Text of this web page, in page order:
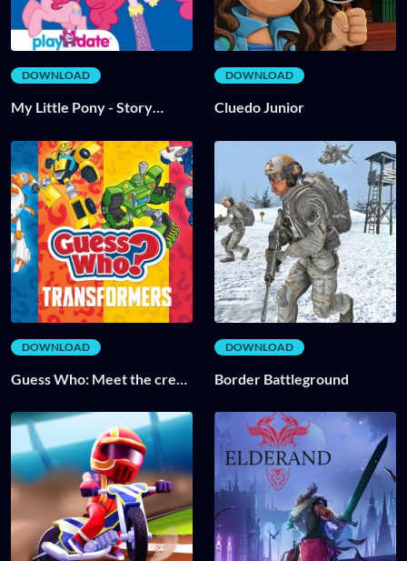
DOWNLOAD
My Little Pony - Story
DOWNLOAD
Cluedo Junior
DOWNLOAD
Guess Who: Meet the crew
DOWNLOAD
Border Battleground